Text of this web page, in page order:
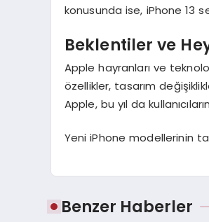
konusunda ise, iPhone 13
Beklentiler ve
Apple hayranları ve
özellikler, tasarım
Apple, bu yıl da
Yeni iPhone modellerinin
Benzer Haberler